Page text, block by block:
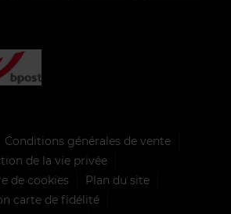
Conditions générales de vente
de la vie privée
de cookies
Plan du site
carte de fidélité